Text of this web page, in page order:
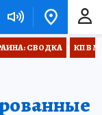
СВОДКА КП В